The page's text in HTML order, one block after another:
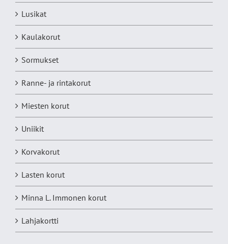
Lusikat
Kaulakorut
Sormukset
Ranne- ja rintakorut
Miesten korut
Uniikit
Korvakorut
Lasten korut
Minna L. Immonen korut
Lahjakortti